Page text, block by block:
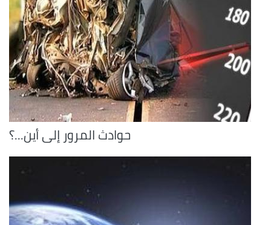
حوادث المرور إلى أين...؟